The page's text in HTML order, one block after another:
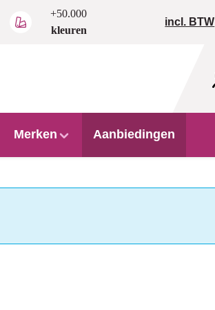
+50.000
kleuren
incl. BTW
Merken Aanbiedingen